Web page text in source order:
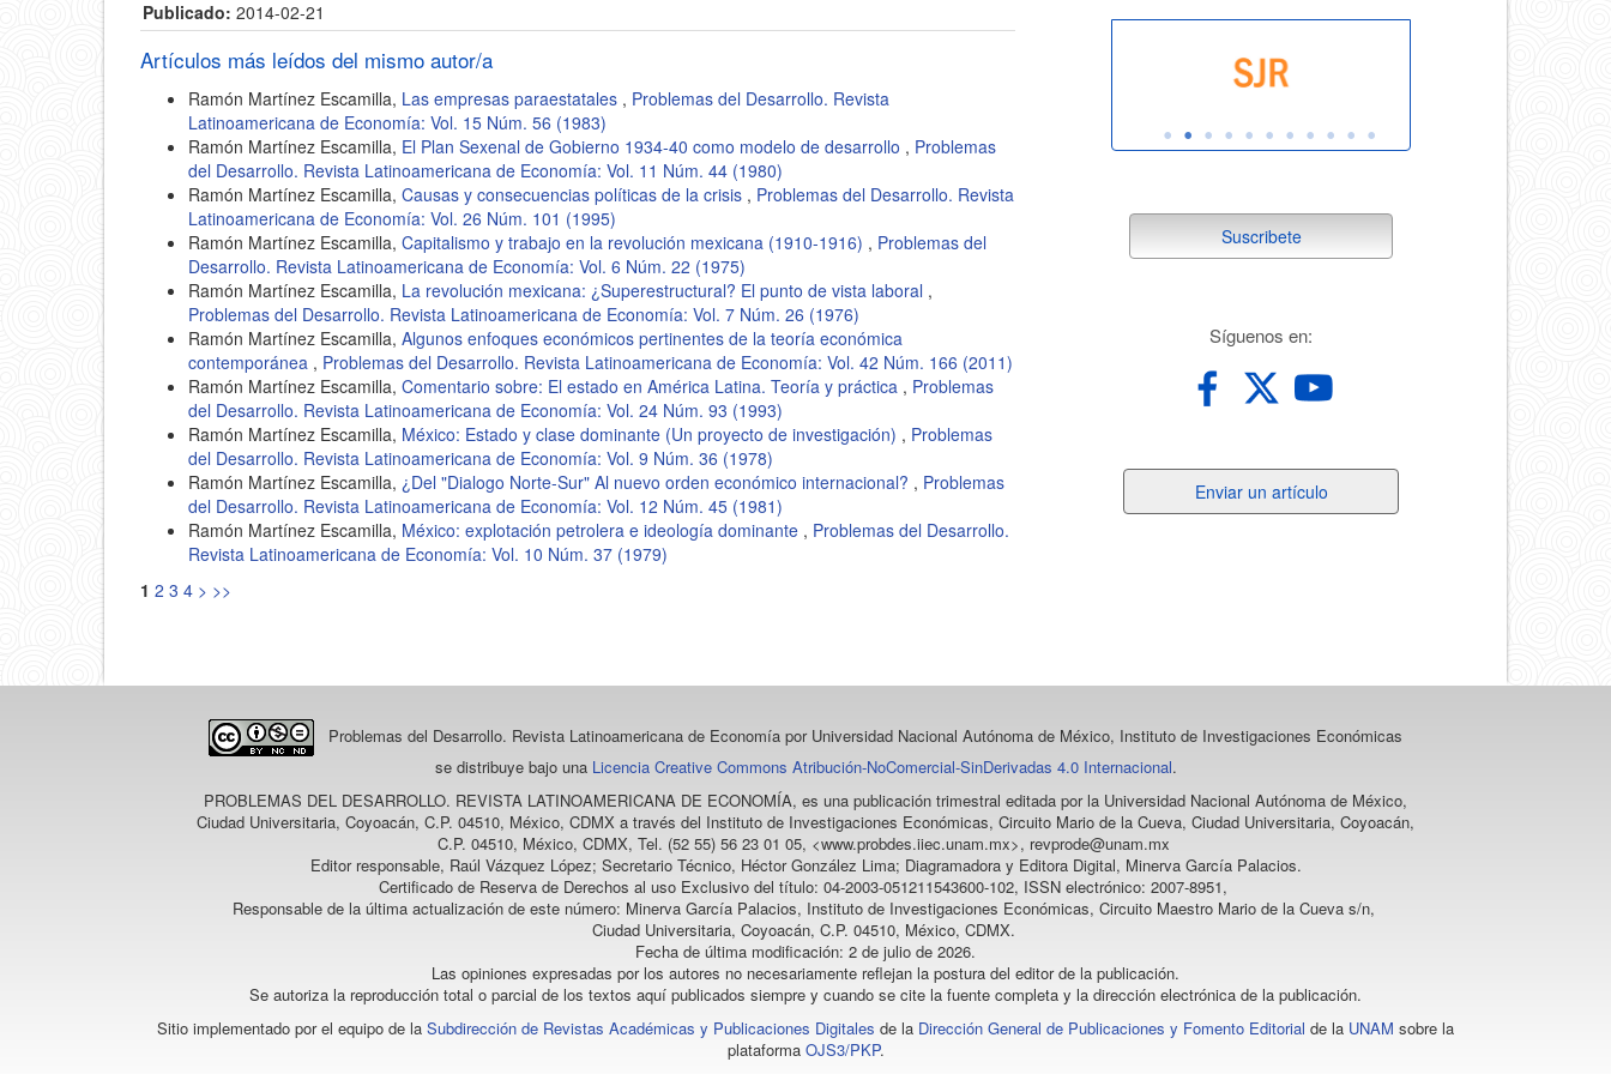
Publicado: 2014-02-21
Artículos más leídos del mismo autor/a
Ramón Martínez Escamilla, Las empresas paraestatales , Problemas del Desarrollo. Revista
Latinoamericana de Economía: Vol. 15 Núm. 56 (1983)
Ramón Martínez Escamilla, El Plan Sexenal de Gobierno 1934-40 como modelo de desarrollo , Problemas
del Desarrollo. Revista Latinoamericana de Economía: Vol. 11 Núm. 44 (1980)
Ramón Martínez Escamilla, Causas y consecuencias políticas de la crisis , Problemas del Desarrollo. Revista
Latinoamericana de Economía: Vol. 26 Núm. 101 (1995)
Ramón Martínez Escamilla, Capitalismo y trabajo en la revolución mexicana (1910-1916) , Problemas del
Desarrollo. Revista Latinoamericana de Economía: Vol. 6 Núm. 22 (1975)
Ramón Martínez Escamilla, La revolución mexicana: ¿Superestructural? El punto de vista laboral ,
Problemas del Desarrollo. Revista Latinoamericana de Economía: Vol. 7 Núm. 26 (1976)
Ramón Martínez Escamilla, Algunos enfoques económicos pertinentes de la teoría económica
contemporánea , Problemas del Desarrollo. Revista Latinoamericana de Economía: Vol. 42 Núm. 166 (2011)
Ramón Martínez Escamilla, Comentario sobre: El estado en América Latina. Teoría y práctica , Problemas
del Desarrollo. Revista Latinoamericana de Economía: Vol. 24 Núm. 93 (1993)
Ramón Martínez Escamilla, México: Estado y clase dominante (Un proyecto de investigación) , Problemas
del Desarrollo. Revista Latinoamericana de Economía: Vol. 9 Núm. 36 (1978)
Ramón Martínez Escamilla, ¿Del "Dialogo Norte-Sur" Al nuevo orden económico internacional? , Problemas
del Desarrollo. Revista Latinoamericana de Economía: Vol. 12 Núm. 45 (1981)
Ramón Martínez Escamilla, México: explotación petrolera e ideología dominante , Problemas del Desarrollo.
Revista Latinoamericana de Economía: Vol. 10 Núm. 37 (1979)
1 2 3 4 > >>
suscribete
Suscribete
Síguenos en:
un
Enviar un artículo
Problemas del Desarrollo. Revista Latinoamericana de Economía por Universidad Nacional Autónoma de México, Instituto de Investigaciones Económicas
se distribuye bajo una Licencia Creative Commons Atribución-NoComercial-SinDerivadas 4.0 Internacional.
PROBLEMAS DEL DESARROLLO. REVISTA LATINOAMERICANA DE ECONOMÍA, es una publicación trimestral editada por la Universidad Nacional Autónoma de México,
Ciudad Universitaria, Coyoacán, C.P. 04510, México, CDMX a través del Instituto de Investigaciones Económicas, Circuito Mario de la Cueva, Ciudad Universitaria, Coyoacán,
C.P. 04510, México, CDMX, Tel. (52 55) 56 23 01 05, <www.probdes.iiec.unam.mx>, revprode@unam.mx
Editor responsable, Raúl Vázquez López; Secretario Técnico, Héctor González Lima; Diagramadora y Editora Digital, Minerva García Palacios.
Certificado de Reserva de Derechos al uso Exclusivo del título: 04-2003-051211543600-102, ISSN electrónico: 2007-8951,
Responsable de la última actualización de este número: Minerva García Palacios, Instituto de Investigaciones Económicas, Circuito Maestro Mario de la Cueva s/n,
Ciudad Universitaria, Coyoacán, C.P. 04510, México, CDMX.
Fecha de última modificación: 2 de julio de 2026.
Las opiniones expresadas por los autores no necesariamente reflejan la postura del editor de la publicación.
Se autoriza la reproducción total o parcial de los textos aquí publicados siempre y cuando se cite la fuente completa y la dirección electrónica de la publicación.
Sitio implementado por el equipo de la Subdirección de Revistas Académicas y Publicaciones Digitales de la Dirección General de Publicaciones y Fomento Editorial de la UNAM sobre la
plataforma OJS3/PKP.